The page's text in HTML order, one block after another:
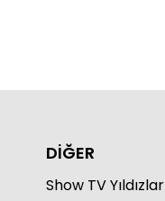
DİĞER
Show TV